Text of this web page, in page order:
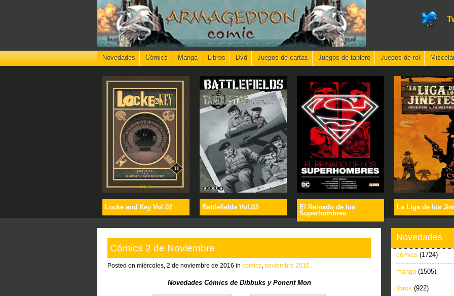
Novedades Cómics Manga Libros Dvd Juegos de cartas Juegos de tablero Juegos de rol
Locke and Key Vol.02 Battlefields Vol.03
El Reinado de los
Superhombres
La Liga de los
Cómics 2 de Noviembre
Posted on miércoles, 2 de noviembre de 2016 in comics noviembre 2016
Novedades Cómics de Dibbuks y Ponent Mon
Novedades
comics (1724)
manga (1505)
libros (922)